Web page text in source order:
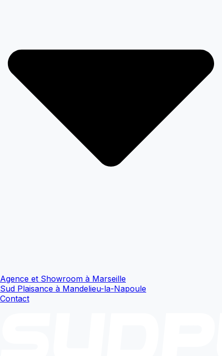
Agence et Showroom à Marseille
Sud Plaisance à Mandelieu-la-Napoule
Contact